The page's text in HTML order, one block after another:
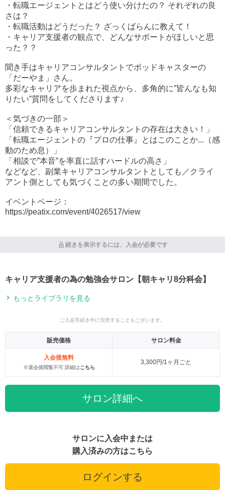
・転職エージェントとはどう使い分けたの？ それぞれの良
さは？
・転職活動はどうだった？ ざっくばらんに教えて！
・キャリア支援者の観点で、どんなサポートがほしいと思
った？？
聞き手はキャリアコンサルタントでポッドキャスターの
「だーやま」さん。
多彩なキャリアを歩まれた視点から、多角的に”皆んなも知
りたい”質問をしてくださります♪
＜気づきの一部＞
「信頼できるキャリアコンサルタントの存在は大きい！」
「転職エージェントの『プロの仕事』とはこのことか...（感
動のため息）」
「相談で”本音”を率直に話すハードルの高さ」
などなど、副業キャリアコンサルタントとしても／クライ
アント側としても気づくことの多い期間でした。
イベントページ：
https://peatix.com/event/4026517/view
続きを表示するには、入会が必要です
キャリア支援者の為の勉強会サロン【朝キャリ8分科会】
もっとライブラリを見る
ご入会手続き中に完売することもございます。
販売価格 サロン料金
入会後無料
※退会後閲覧不可 詳細はこちら
3,300円/1ヶ月ごと
サロン詳細へ
サロンに入会中または
購入済みの方はこちら
ログインする